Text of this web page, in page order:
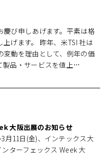
び申しあげます。平素は格
げます。 昨年、米TSI 社は
変動を理由として、例年の価
製品・サービスを値上…
大阪出展のお知らせ
月11日(金)、インテックス大
ターフェックス Week 大